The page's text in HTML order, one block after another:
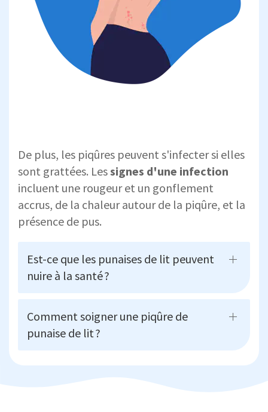
De plus, les piqûres peuvent s'infecter si elles
sont grattées. Lessignes d'une infection
incluent une rougeur et un gonflement
accrus, de la chaleur autour de la piqûre, et la
présence de pus.
Est-ce que les punaises de lit peuvent
nuire à la santé ?
Comment soigner une piqûre de
punaise de lit ?